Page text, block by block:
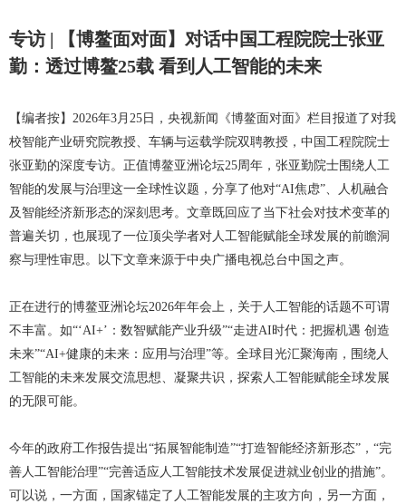
机构设置
离退休教师
研究生培养
教学成果
高级研修中心
科研方向
车辆动力工程研究所 汽车工程研究所
智能出行研究所 特种车辆与动力研究所
科研机构
科研成果
学生工作
科创活动 文体活动 社会实践
志愿服务
奖励荣誉
招生就业
国际生招生
就业引导
校友活动
校友文库
校友风采
专访 | 【博鳌面对面】对话中国工程院院士张亚
勤：透过博鳌25载 看到人工智能的未来
【编者按】2026年3月25日，央视新闻《博鳌面对面》栏目报道了对我
校智能产业研究院教授、 车辆与运载学院双聘教授， 中国工程院院士
张亚勤的深度专访。正值博鳌亚洲论坛25周年，张亚勤院士围绕人工
智能的发展与治理这一全球性议题，分享了他对“AI焦虑”、人机融合
及智能经济新形态的深刻思考。文章既回应了当下社会对技术变革的
普遍关切，也展现了一位顶尖学者对人工智能赋能全球发展的前瞻洞
察与理性审思。以下文章来源于中央广播电视总台中国之声。
正在进行的博鳌亚洲论坛2026年年会上，关于人工智能的话题不可谓
不丰富。如“‘AI+’：数智赋能产业升级”“走进AI时代：把握机遇 创造
未来”“AI+健康的未来：应用与治理”等。全球目光汇聚海南，围绕人
工智能的未来发展交流思想、凝聚共识，探索人工智能赋能全球发展
的无限可能。
今年的政府工作报告提出“拓展智能制造”“打造智能经济新形态”，“完
善人工智能治理”“完善适应人工智能技术发展促进就业创业的措施”。
可以说，一方面，国家锚定了人工智能发展的主攻方向，另一方面，